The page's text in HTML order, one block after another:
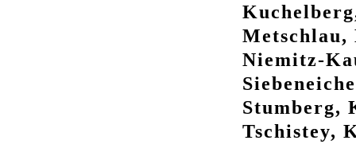
Metschlau,
Niemitz-
Stumberg,
Tschistey,